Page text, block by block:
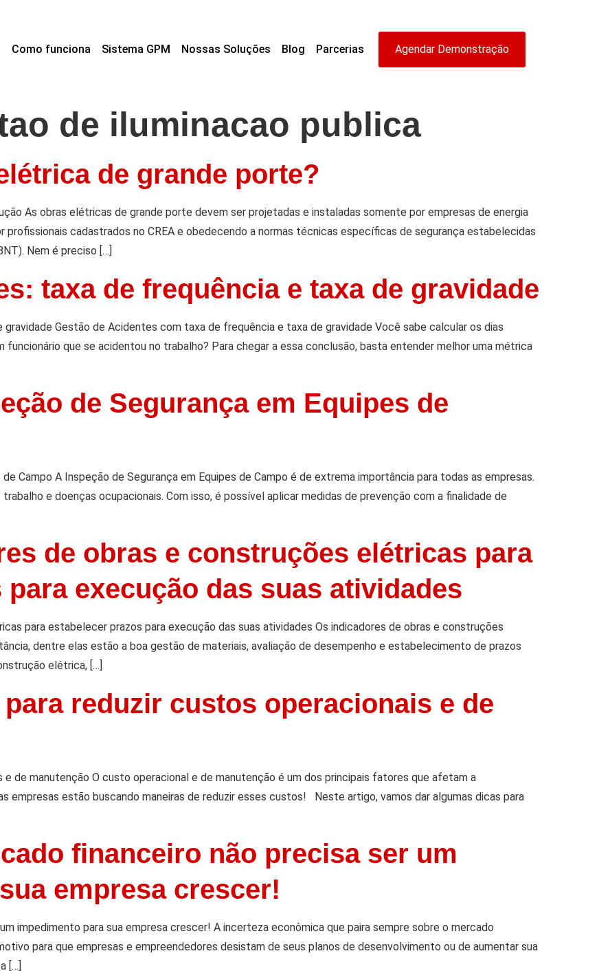
Como funciona Sistema GPM Nossas Soluções Blog Parcerias Agendar Demonstração
de iluminacao publica
de grande porte?
As obras elétricas de grande porte devem ser projetadas e instaladas somente por empresas de energia
cadastrados no CREA e obedecendo a normas técnicas específicas de segurança estabelecidas
Nem é preciso […]
taxa de frequência e taxa de gravidade
Gestão de Acidentes com taxa de frequência e taxa de gravidade Você sabe calcular os dias
funcionário que se acidentou no trabalho? Para chegar a essa conclusão, basta entender melhor uma métrica
de Segurança em Equipes de
Campo A Inspeção de Segurança em Equipes de Campo é de extrema importância para todas as empresas.
e doenças ocupacionais. Com isso, é possível aplicar medidas de prevenção com a finalidade de
de obras e construções elétricas para
execução das suas atividades
para estabelecer prazos para execução das suas atividades Os indicadores de obras e construções
dentre elas estão a boa gestão de materiais, avaliação de desempenho e estabelecimento de prazos
elétrica, […]
reduzir custos operacionais e de
de manutenção O custo operacional e de manutenção é um dos principais fatores que afetam a
empresas estão buscando maneiras de reduzir esses custos! Neste artigo, vamos dar algumas dicas para
financeiro não precisa ser um
empresa crescer!
impedimento para sua empresa crescer! A incerteza econômica que paira sempre sobre o mercado
para que empresas e empreendedores desistam de seus planos de desenvolvimento ou de aumentar sua
[…]